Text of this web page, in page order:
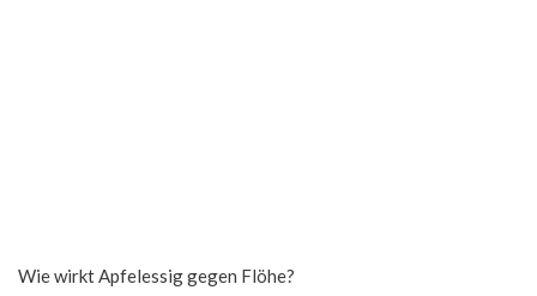
Wie wirkt Apfelessig gegen Flöhe?